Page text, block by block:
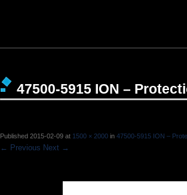
47500-5915 ION –
Published 2015-02-09 at 1500 × 2000 in 47500-5915 ION –
← Previous Next →